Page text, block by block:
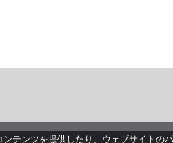
テンツを提供したり、ウェブサイト